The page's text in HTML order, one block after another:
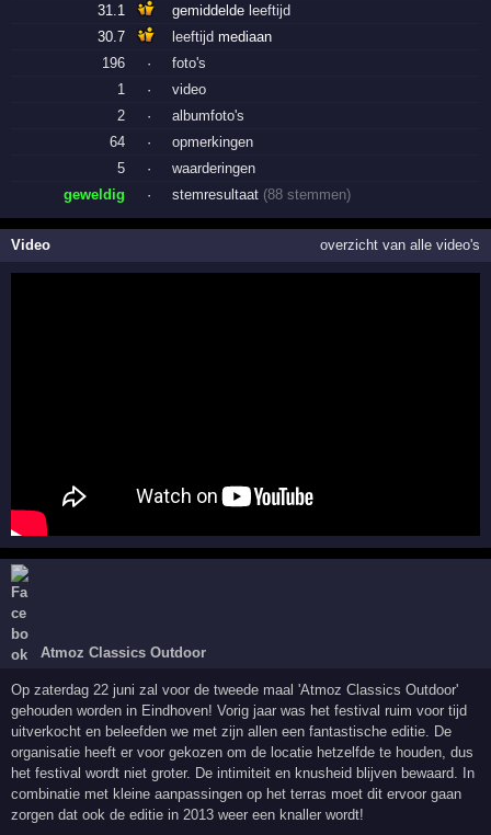
31.1
gemiddelde leeftijd
30.7
leeftijd mediaan
196
·
foto's
1
·
video
2
·
albumfoto's
64
·
opmerkingen
5
·
waarderingen
geweldig
· stemresultaat (88 stemmen)
Video overzicht van alle video's
Atmoz Classics Outdoor
Op zaterdag 22 juni zal voor de tweede maal 'Atmoz Classics Outdoor'
gehouden worden in Eindhoven! Vorig jaar was het festival ruim voor tijd
uitverkocht en beleefden we met zijn allen een fantastische editie. De
organisatie heeft er voor gekozen om de locatie hetzelfde te houden, dus
het festival wordt niet groter. De intimiteit en knusheid blijven bewaard. In
combinatie met kleine aanpassingen op het terras moet dit ervoor gaan
zorgen dat ook de editie in 2013 weer een knaller wordt!